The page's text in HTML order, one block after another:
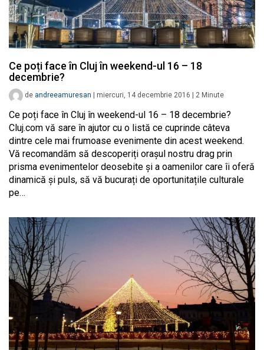
Ce poți face în Cluj în weekend-ul 16 – 18
decembrie?
de andreeamuresan miercuri, 14 decembrie 2016 2 Minute
Ce poți face în Cluj în weekend-ul 16 – 18 decembrie?
Cluj.com vă sare în ajutor cu o listă ce cuprinde câteva
dintre cele mai frumoase evenimente din acest weekend.
Vă recomandăm să descoperiți orașul nostru drag prin
prisma evenimentelor deosebite și a oamenilor care îi oferă
dinamică și puls, să vă bucurați de oportunitațile culturale
pe…